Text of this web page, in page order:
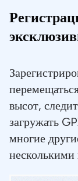
высот,
загружать
многие